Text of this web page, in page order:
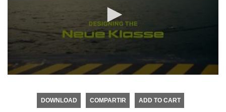
DOWNLOAD COMPARTIR ADD TO CART